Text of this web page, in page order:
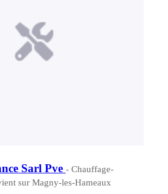
Sarl Pve - Chauffage-
sur Magny-les-Hameaux